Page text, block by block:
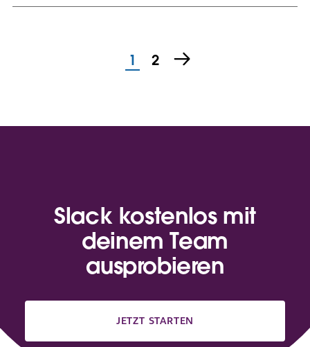
1 2
Slack kostenlos mit
deinem Team
ausprobieren
JETZT STARTEN